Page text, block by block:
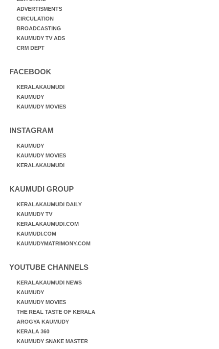
ADVERTISMENTS
CIRCULATION
BROADCASTING
KAUMUDY TV ADS
CRM DEPT
FACEBOOK
KERALAKAUMUDI
KAUMUDY
KAUMUDY MOVIES
INSTAGRAM
KAUMUDY
KAUMUDY MOVIES
KERALAKAUMUDI
KAUMUDI GROUP
KERALAKAUMUDI DAILY
KAUMUDY TV
KERALAKAUMUDI.COM
KAUMUDI.COM
KAUMUDYMATRIMONY.COM
YOUTUBE CHANNELS
KERALAKAUMUDI NEWS
KAUMUDY
KAUMUDY MOVIES
THE REAL TASTE OF KERALA
AROGYA KAUMUDY
KERALA 360
KAUMUDY SNAKE MASTER